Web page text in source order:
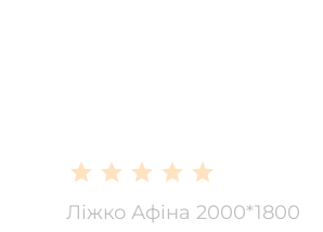
Ліжко Афіна 2000*1800